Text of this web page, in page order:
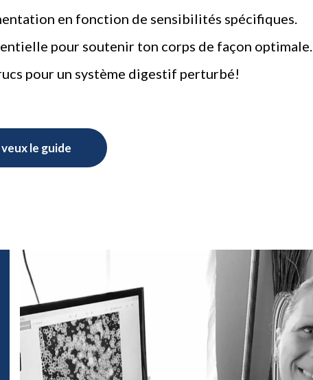
en fonction de sensibilités spécifiques.
pour soutenir ton corps de façon optimale.
pour un système digestif perturbé!
veux le guide